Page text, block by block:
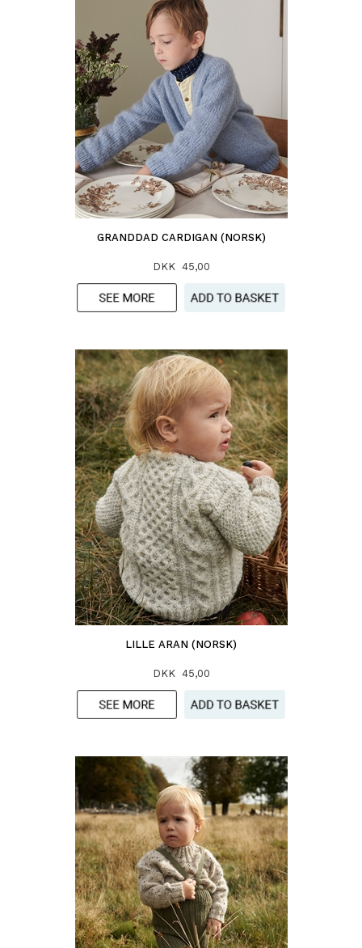
GRANDDAD CARDIGAN (NORSK)
DKK 45,00
LILLE ARAN (NORSK)
DKK 45,00